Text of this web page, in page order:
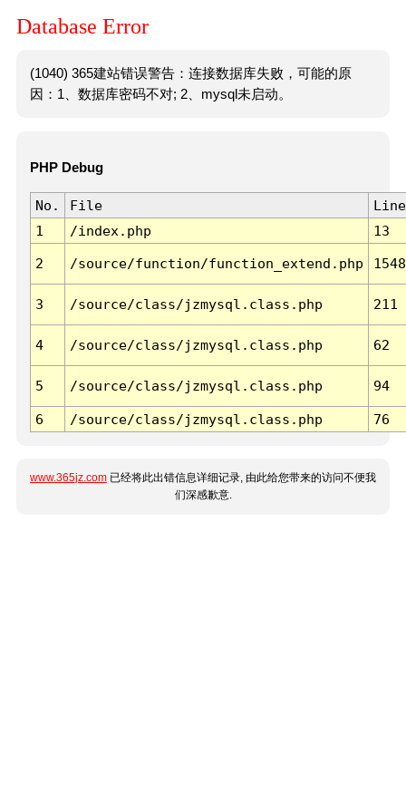
Database Error
(1040) 365建站错误警告：连接数据库失败，可能的原
因：1、数据库密码不对; 2、mysql未启动。
PHP Debug
No. File
Line
1
/index.php 13
2 /source/function/function_extend.php 1548
3 /source/class/jzmysql.class.php 211
4 /source/class/jzmysql.class.php 62
5 /source/class/jzmysql.class.php 94
6 /source/class/jzmysql.class.php 76
www.365jz.com 已经将此出错信息详细记录, 由此给您带来的访问不便我
们深感歉意.